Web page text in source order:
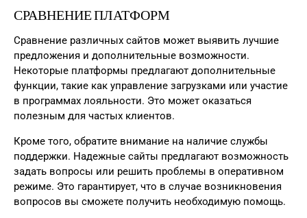
СРАВНЕНИЕ ПЛАТФОРМ
Сравнение различных сайтов может выявить лучшие
предложения и дополнительные возможности.
Некоторые платформы предлагают дополнительные
функции, такие как управление загрузками или участие
в программах лояльности. Это может оказаться
полезным для частых клиентов.
Кроме того, обратите внимание на наличие службы
поддержки. Надежные сайты предлагают возможность
задать вопросы или решить проблемы в оперативном
режиме. Это гарантирует, что в случае возникновения
вопросов вы сможете получить необходимую помощь.